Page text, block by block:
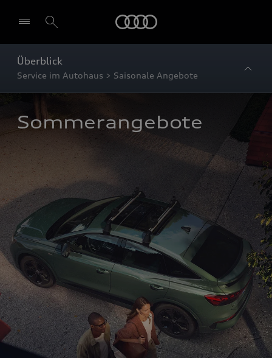
Überblick
Service im Autohaus > Saisonale Angebote
Sommerangebote